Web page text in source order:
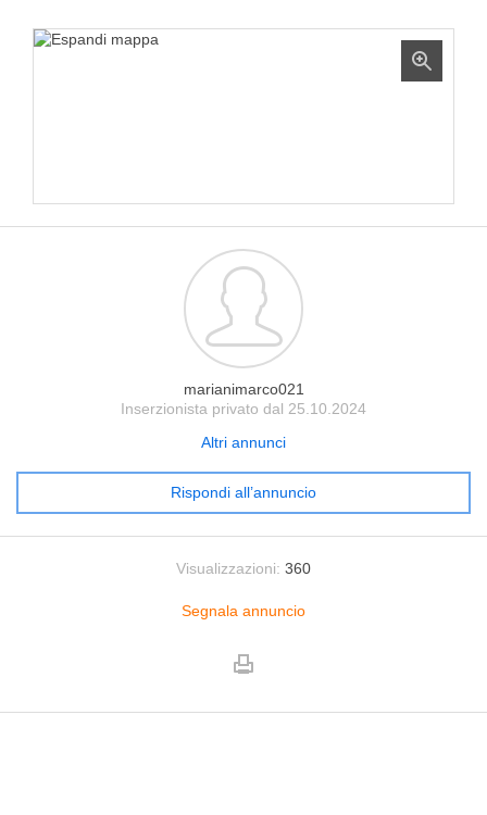
marianimarco021
Inserzionista privato dal 25.10.2024
Altri annunci
Rispondi all’annuncio
Visualizzazioni: 360
Segnala annuncio